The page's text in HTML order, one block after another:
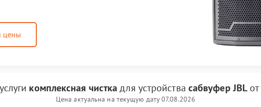
цены
комплексная чистка для устройства сабвуфер JBL от
Цена актуальна на текущую дату 07.08.2026